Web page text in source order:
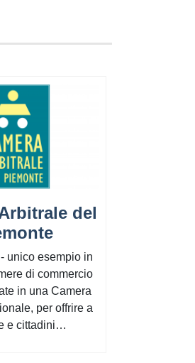
del
unico esempio in
di commercio
in una Camera
per offrire a
e cittadini…